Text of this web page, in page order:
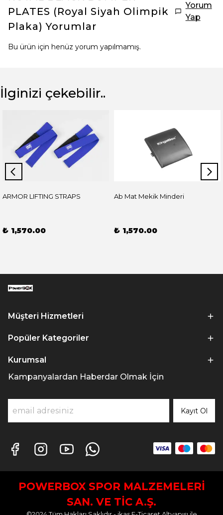
PLATES (Royal Siyah Olimpik
Plaka) Yorumlar
Yorum
Yap
Bu ürün için henüz yorum yapılmamış.
İlginizi çekebilir..
ARMOR LIFTING STRAPS
₺ 1,570.00
Ab Mat Mekik Minderi
₺ 1,570.00
Müşteri Hizmetleri
Popüler Kategoriler
Kurumsal
Kampanyalardan Haberdar Olmak İçin
Kayıt Ol
POWERBOX SPOR MALZEMELERİ
SAN. VE TİC A.Ş.